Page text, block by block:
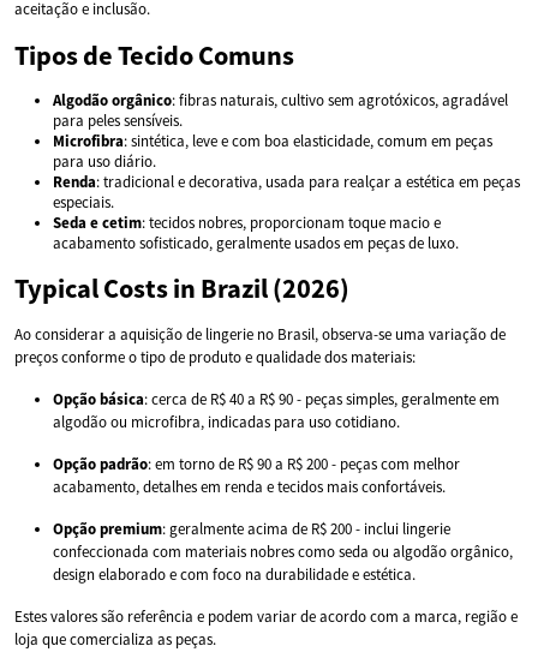
aceitação e inclusão.
Tipos de Tecido Comuns
Algodão orgânico: fibras naturais, cultivo sem agrotóxicos, agradável
para peles sensíveis.
Microfibra: sintética, leve e com boa elasticidade, comum em peças
para uso diário.
Renda: tradicional e decorativa, usada para realçar a estética em peças
especiais.
Seda e cetim: tecidos nobres, proporcionam toque macio e
acabamento sofisticado, geralmente usados em peças de luxo.
Typical Costs in Brazil (2026)
Ao considerar a aquisição de lingerie no Brasil, observa-se uma variação de
preços conforme o tipo de produto e qualidade dos materiais:
Opção básica: cerca de R$ 40 a R$ 90 - peças simples, geralmente em
algodão ou microfibra, indicadas para uso cotidiano.
Opção padrão: em torno de R$ 90 a R$ 200 - peças com melhor
acabamento, detalhes em renda e tecidos mais confortáveis.
Opção premium: geralmente acima de R$ 200 - inclui lingerie
confeccionada com materiais nobres como seda ou algodão orgânico,
design elaborado e com foco na durabilidade e estética.
Estes valores são referência e podem variar de acordo com a marca, região e
loja que comercializa as peças.